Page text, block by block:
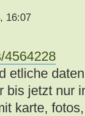
16:07
4564228
etliche
bis jetzt nur
karte,